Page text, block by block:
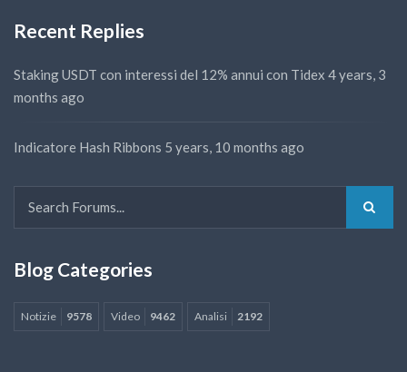
Recent Replies
Staking USDT con interessi del 12% annui con Tidex 4 years, 3
months ago
Indicatore Hash Ribbons 5 years, 10 months ago
Blog Categories
Notizie 9578 Video 9462 Analisi 2192